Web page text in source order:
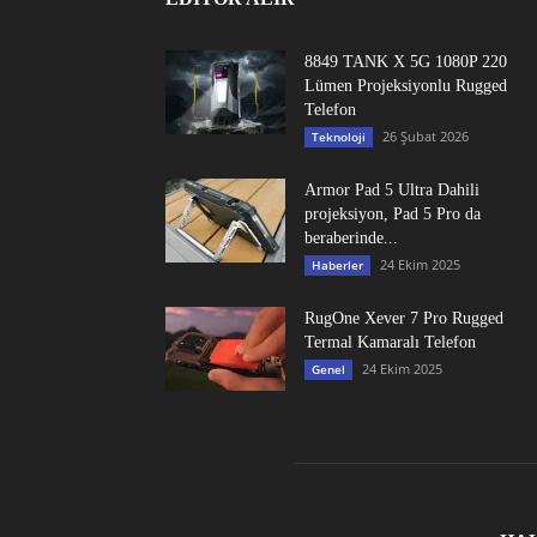
8849 TANK X 5G 1080P 220
Lümen Projeksiyonlu Rugged
Telefon
Teknoloji 26 Şubat 2026
Armor Pad 5 Ultra Dahili
projeksiyon, Pad 5 Pro da
beraberinde...
Haberler 24 Ekim 2025
RugOne Xever 7 Pro Rugged
Termal Kamaralı Telefon
Genel 24 Ekim 2025